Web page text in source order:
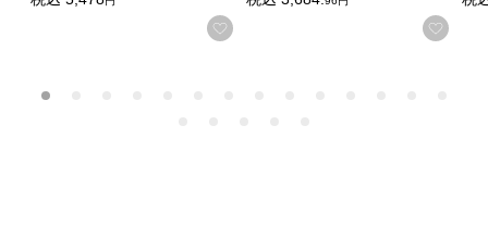
お気に入りに登録する お気